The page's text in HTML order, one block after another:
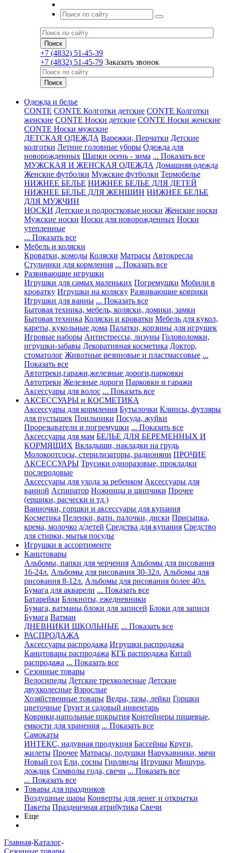
+7 (4832) 51-45-39
+7 (4832) 51-45-79 Заказать звонок
Одежда и белье
CONTE CONTE Колготки детские CONTE Колготки
женские CONTE Носки детские CONTE Носки женские
CONTE Носки мужские
ДЕТСКАЯ ОДЕЖДА Варежки, Перчатки Детские
колготки Летние головные уборы Одежда для
новорожденных Шапки осень - зима ... Показать все
МУЖСКАЯ И ЖЕНСКАЯ ОДЕЖДА Домашняя одежда
Женские футболки Мужские футболки Термобелье
НИЖНЕЕ БЕЛЬЕ НИЖНЕЕ БЕЛЬЕ ДЛЯ ДЕТЕЙ
НИЖНЕЕ БЕЛЬЕ ДЛЯ ЖЕНЩИН НИЖНЕЕ БЕЛЬЕ
ДЛЯ МУЖЧИН
НОСКИ Детские и подростковые носки Женские носки
Мужские носки Носки для новорожденных Носки
утепленные
... Показать все
Мебель и коляски
Кроватки, комоды Коляски Матрасы Автокресла
Стульчики для кормления ... Показать все
Развивающие игрушки
Игрушки для самых маленьких Погремушки Мобили в
кроватку Игрушки на коляску Развивающие коврики
Игрушки для ванны ... Показать все
Бытовая техника, мебель, коляски, домики, замки
Бытовая техника Коляски и кроватки Мебель для кукол,
кареты, кукольные дома Палатки, корзины для игрушек
Игровые наборы Антистрессы, лизуны Головоломки,
игрушки-забавы Декоративная косметика Доктор,
стоматолог Животные резиновые и пластмассовые ...
Показать все
Автотреки,гаражи,железные дороги,парковки
Автотреки Железные дороги Парковки и гаражи
Аксессуары для волос ... Показать все
АКСЕССУАРЫ и КОСМЕТИКА
Аксессуары для кормления Бутылочки Клипсы, футляры
для пустышек Поильники Посуда, жуйки
Прорезыватели и погремушки ... Показать все
Аксессуары для мам БЕЛЬЕ ДЛЯ БЕРЕМЕННЫХ И
КОРМЯЩИХ Вкладыши, накладки на грудь
Молокоотсосы, стерилизаторы, радионяни ПРОЧИЕ
АКСЕССУАРЫ Трусики одноразовые, прокладки
послеродовые
Аксессуары для ухода за ребенком Аксессуары для
ванной Аспиратор Ножницы и щипчики Прочее
(ершики, расчески и тд.)
Ванночки, горшки и аксессуары для купания
Косметика Пеленки, ватн. палочки, диски Присыпка,
крема, молочко д/детей Средства для купания Средство
для стирки, мытья посуды
Игрушки в ассортименте
Канцтовары
Альбомы, папки для черчения Альбомы для рисования
16-24л. Альбомы для рисования 30-32л. Альбомы для
рисования 8-12л. Альбомы для рисования более 40л.
Бумага для акварели ... Показать все
Батарейки Блокноты, ежедневники
Бумага, ватманы,блоки для записей Блоки для записи
Бумага Ватман
ДНЕВНИКИ ШКОЛЬНЫЕ ... Показать все
РАСПРОДАЖА
Аксессуары распродажа Игрушки распродажа
Канцтовары распродажа КГБ распродажа Китай
распродажа ... Показать все
Сезонные товары
Велосипеды Детские трехколесные Детские
двухколесные Взрослые
Хозяйственные товары Ведра, тазы, лейки Горшки
цветочные Грунт и садовый инвентарь
Коврики,напольные покрытия Контейнеры пищевые,
емкости для хранения ... Показать все
Самокаты
ИНТЕКС, надувная продукция Бассейны Круги,
жилеты Прочее Матрасы, подушки Нарукавники, мячи
Новый год Ели, сосны Гирлянды Игрушки Мишура,
дождик Символы года, свечи ... Показать все
... Показать все
Товары для праздников
Воздушные шары Конверты для денег и открытки
Пакеты Праздничная атрибутика Свечи
Еще
Главная-Каталог-
Сезонные товары